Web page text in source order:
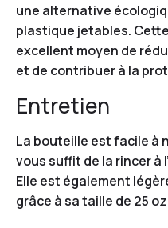
une alternative
plastique jetables.
excellent moyen de
et de contribuer à la
Entretien
La bouteille est facile à
vous suffit de la rincer à
Elle est également
grâce à sa taille de 25